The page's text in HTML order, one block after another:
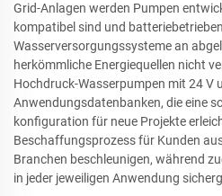
Grid-Anlagen werden Pumpen
kompatibel sind und
Wasserversorgungssysteme an
herkömmliche Energiequellen nicht
Hochdruck-Wasserpumpen mit 24 V
Anwendungsdatenbanken, die eine
konfiguration für neue Projekte
Beschaffungsprozess für Kunden
Branchen beschleunigen, während
in jeder jeweiligen Anwendung